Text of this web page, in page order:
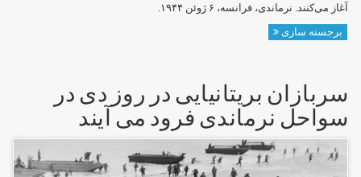
آغاز می‌کنند. نرماندی، فرانسه، ۶ ژوئن ۱۹۴۴.
برجسته سازی
سربازان بریتانیایی در روز دی در
سواحل نرماندی فرود می آیند